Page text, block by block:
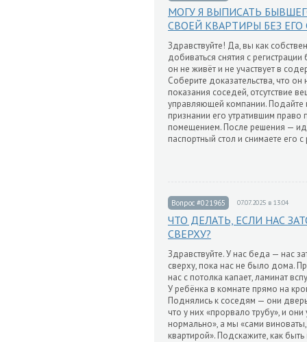
МОГУ Я ВЫПИСАТЬ
СВОЕЙ КВАРТИРЫ БЕЗ ЕГО
Здравствуйте! Да, вы как
добиваться снятия с
он не живёт и не участвует в
Соберите доказательства, что он
показания соседей, отсутствие
управляющей компании. Подайте
признании его утратившим
помещением. После решения —
паспортный стол и снимаете его с
Вопрос #021965 07.07.2025 в 13:04
ЧТО ДЕЛАТЬ, ЕСЛИ НАС
СВЕРХУ?
Здравствуйте. У нас беда — нас
сверху, пока нас не было дома.
нас с потолка капает, ламинат
У ребёнка в комнате прямо на
Поднялись к соседям — они
что у них «прорвало трубу», и
нормально», а мы «сами
квартирой». Подскажите, как быть